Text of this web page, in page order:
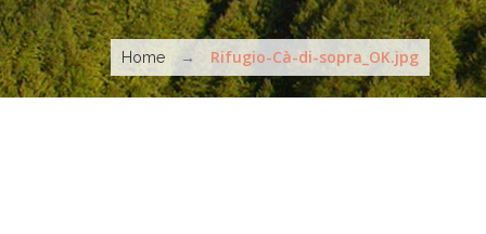
ATTIVITÀ
MARCHIO
Tu sei qui
Home → Rifugio-Cà-di-sopra_OK.jpg